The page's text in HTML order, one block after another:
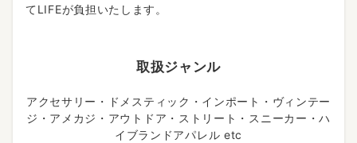
てLIFEが負担いたします。
取扱ジャンル
アクセサリー・ドメスティック・インポート・ヴィンテー
ジ・アメカジ・アウトドア・ストリート・スニーカー・ハ
イブランドアパレル etc